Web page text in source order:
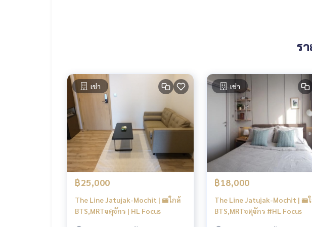
ร
เช่า
฿25,000
The Line Jatujak-Mochit | 🚝ใกล้
BTS,MRTจตุจักร | HL Focus
เช่า
฿18,000
The Line Jatujak-Mochit | 🚝
BTS,MRTจตุจักร #HL Focus